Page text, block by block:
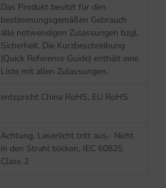
Das Produkt besitzt für den
bestimmungsgemäßen Gebrauch
alle notwendigen Zulassungen bzgl.
Sicherheit. Die Kurzbeschreibung
(Quick Reference Guide) enthält eine
Liste mit allen Zulassungen.
entspricht China RoHS, EU RoHS
Achtung, Laserlicht tritt aus,- Nicht
in den Strahl blicken, IEC 60825
Class 2